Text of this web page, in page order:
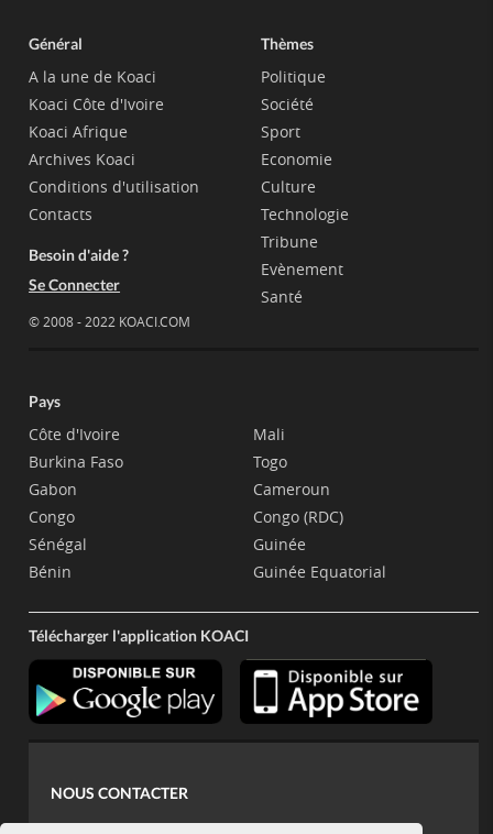
Général
A la une de Koaci
Koaci Côte d'Ivoire
Koaci Afrique
Archives Koaci
Conditions d'utilisation
Contacts
Besoin d'aide ?
Se Connecter
© 2008 - 2022 KOACI.COM
Thèmes
Politique
Société
Sport
Economie
Culture
Technologie
Tribune
Evènement
Santé
Pays
Côte d'Ivoire
Burkina Faso
Gabon
Congo
Sénégal
Bénin
Mali
Togo
Cameroun
Congo (RDC)
Guinée
Guinée Equatorial
Télécharger l'application KOACI
NOUS CONTACTER